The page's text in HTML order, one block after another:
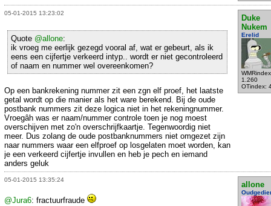
05-01-2015 13:23:02
Duke
Nukem
Erelid
1.260
OTindex:
Quote @allone:
ik vroeg me eerlijk gezegd vooral af, wat er gebeurt, als ik
eens een cijfertje verkeerd intyp.. wordt er niet gecontroleerd
of naam en nummer wel overeenkomen?
Op een bankrekening nummer zit een zgn elf proef, het laatste
getal wordt op die manier als het ware berekend. Bij de oude
postbank nummers zit deze logica niet in het rekeningnummer.
Vroegâh was er naam/nummer controle toen je nog moest
overschijven met zo'n overschrijfkaartje. Tegenwoordig niet
meer. Dus zolang de oude postbanknummers niet omgezet zijn
naar nummers waar een elfproef op losgelaten moet worden, kan
je een verkeerd cijfertje invullen en heb je pech en iemand
anders geluk
05-01-2015 13:35:24
allone
@Jura6: fractuurfraude